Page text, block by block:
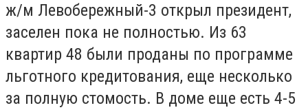
ж/м Левобережный-3 открыл президент,
заселен пока не полностью. Из 63
квартир 48 были проданы по программе
льготного кредитования, еще несколько
за полную стомость. В доме еще есть 4-5